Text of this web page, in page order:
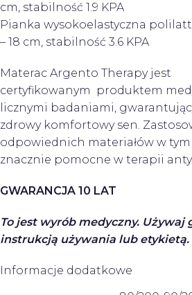
cm, stabilność 1.9 KPA
Pianka wysokoelastyczna
– 18 cm, stabilność 3.6 KPA
Materac Argento Therapy jest
certyfikowanym produktem
licznymi badaniami,
zdrowy komfortowy sen.
odpowiednich materiałów w
znacznie pomocne w terapii
GWARANCJA 10 LAT
To jest wyrób medyczny. Używaj
instrukcją używania lub etykietą.
Informacje dodatkowe